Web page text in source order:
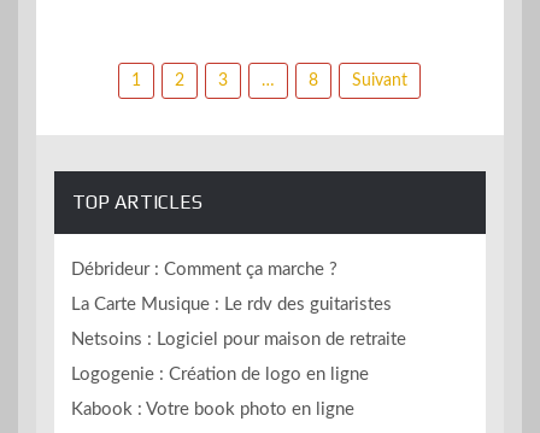
Pagination
1 2 3 … 8 Suivant
TOP ARTICLES
Débrideur : Comment ça marche ?
La Carte Musique : Le rdv des guitaristes
Netsoins : Logiciel pour maison de retraite
Logogenie : Création de logo en ligne
Kabook : Votre book photo en ligne